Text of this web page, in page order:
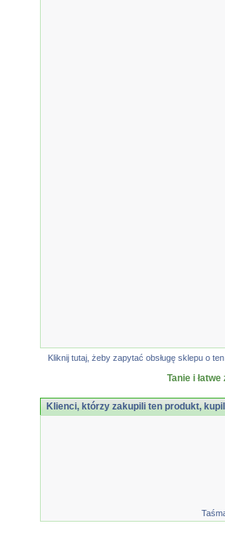
Kliknij tutaj, żeby zapytać obsługę sklepu o
Tanie i
Klienci, którzy zakupili ten produkt,